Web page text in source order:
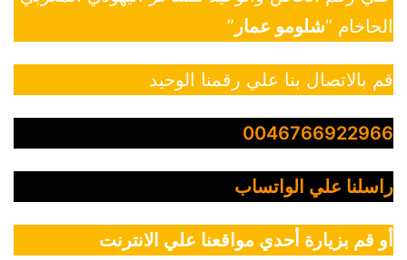
الحاخام “شلومو عمار ”
قم بالاتصال بنا علي رقمنا الوحيد
0046766922966
راسلنا علي الواتساب
أو قم بزيارة أحدي مواقعنا علي الانترنت